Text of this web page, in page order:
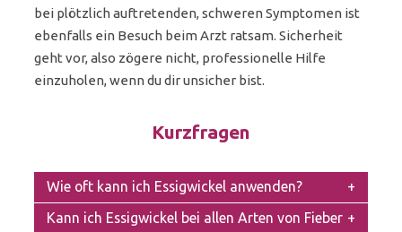
bei plötzlich auftretenden, schweren Symptomen ist
ebenfalls ein Besuch beim Arzt ratsam. Sicherheit
geht vor, also zögere nicht, professionelle Hilfe
einzuholen, wenn du dir unsicher bist.
Kurzfragen
Wie oft kann ich Essigwickel anwenden?
Kann ich Essigwickel bei allen Arten von Fieber